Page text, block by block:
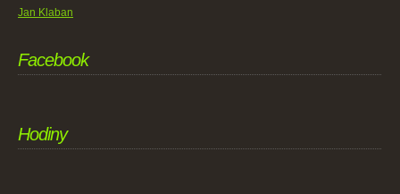
Jan Klaban
Facebook
Hodiny